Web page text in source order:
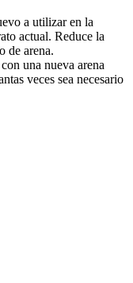
a utilizar en la
actual. Reduce la
de arena.
una nueva arena
veces sea necesario